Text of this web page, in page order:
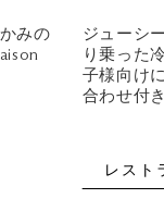
みの
ジューシ
り乗った
子様向け
合わせ付
レスト